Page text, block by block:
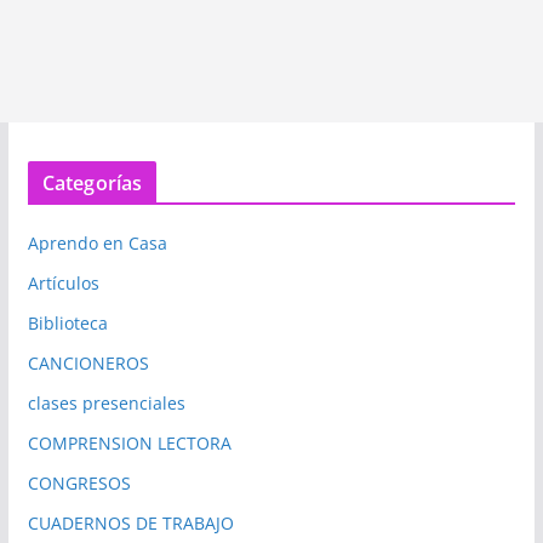
Categorías
Aprendo en Casa
Artículos
Biblioteca
CANCIONEROS
clases presenciales
COMPRENSION LECTORA
CONGRESOS
CUADERNOS DE TRABAJO